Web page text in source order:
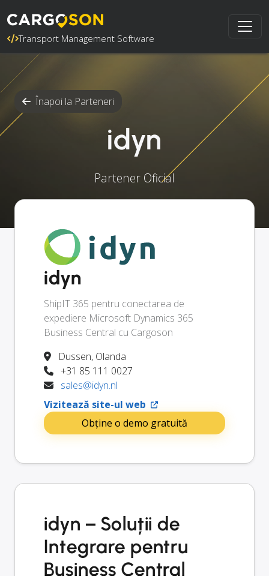
Transport Management Software
Înapoi la Parteneri
idyn
Partener Oficial
idyn
ShipIT 365 pentru conectarea de
expediere Microsoft Dynamics 365
Business Central cu Cargoson
Dussen, Olanda
+31 85 111 0027
sales@idyn.nl
Vizitează site-ul web
Obține o demo gratuită
idyn – Soluții de
Integrare pentru
Business Central